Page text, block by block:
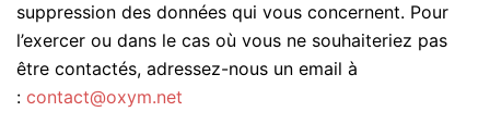
suppression des données qui vous concernent. Pour
l’exercer ou dans le cas où vous ne souhaiteriez pas
être contactés, adressez-nous un email à
: contact@oxym.net